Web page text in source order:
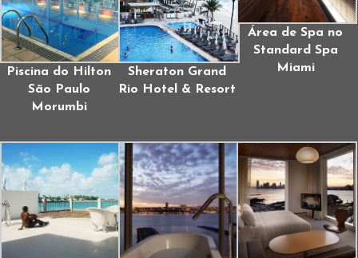
Piscina do Hilton
São Paulo
Morumbi
Sheraton Grand
Rio Hotel & Resort
Área de Spa no
Standard Spa
Miami